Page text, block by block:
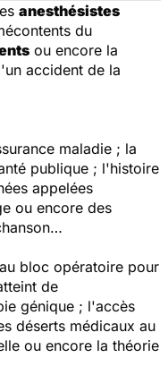
anesthésistes
du
ou encore la
accident de la
maladie ; la
publique ; l'histoire
appelées
ou encore des
bloc opératoire pour
de
génique ; l'accès
déserts médicaux au
ou encore la théorie